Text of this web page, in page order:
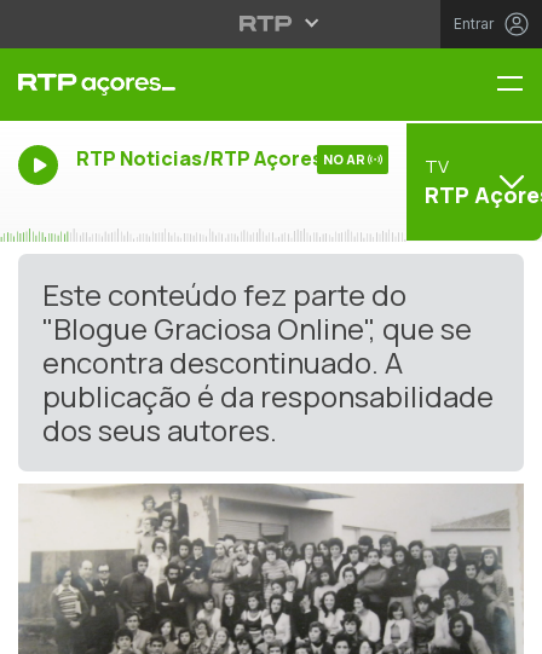
Entrar
RTP Noticias/RTP Açores NO AR TV
RTP
Este conteúdo fez parte do
"Blogue Graciosa Online", que se
encontra descontinuado. A
publicação é da responsabilidade
dos seus autores.